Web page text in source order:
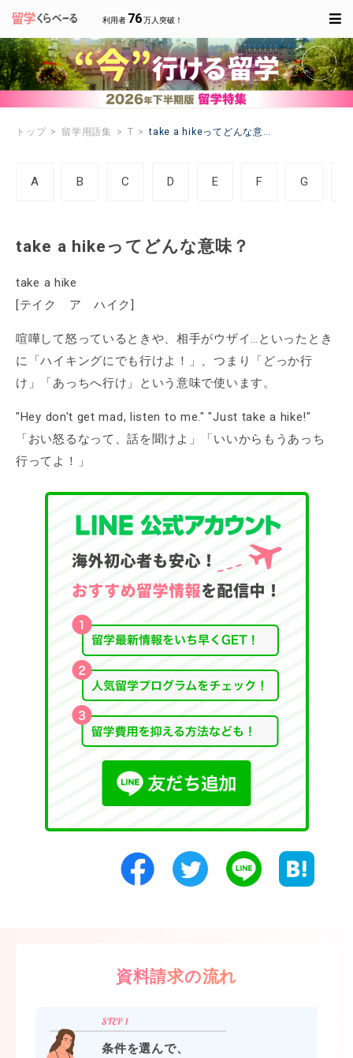
利用者 76万人突破！
トップ 留学用語集 T take a hikeってどんな意味？
A B C D E F G
take a hikeってどんな意味？
take a hike
[テイク ア ハイク]
喧嘩して怒っているときや、相手がウザイ…といったとき
に「ハイキングにでも行けよ！」、つまり「どっか行
け」「あっちへ行け」という意味で使います。
"Hey don't get mad, listen to me." "Just take a hike!"
「おい怒るなって、話を聞けよ」「いいからもうあっち
行ってよ！」
資料請求の流れ
条件を選んで、